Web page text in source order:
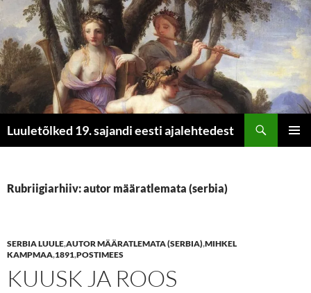
Luuletõlked 19. sajandi eesti ajalehtedest
Rubriigiarhiiv: autor määratlemata (serbia)
SERBIA LUULE,AUTOR MÄÄRATLEMATA (SERBIA),MIHKEL
KAMPMAA,1891,POSTIMEES
KUUSK JA ROOS